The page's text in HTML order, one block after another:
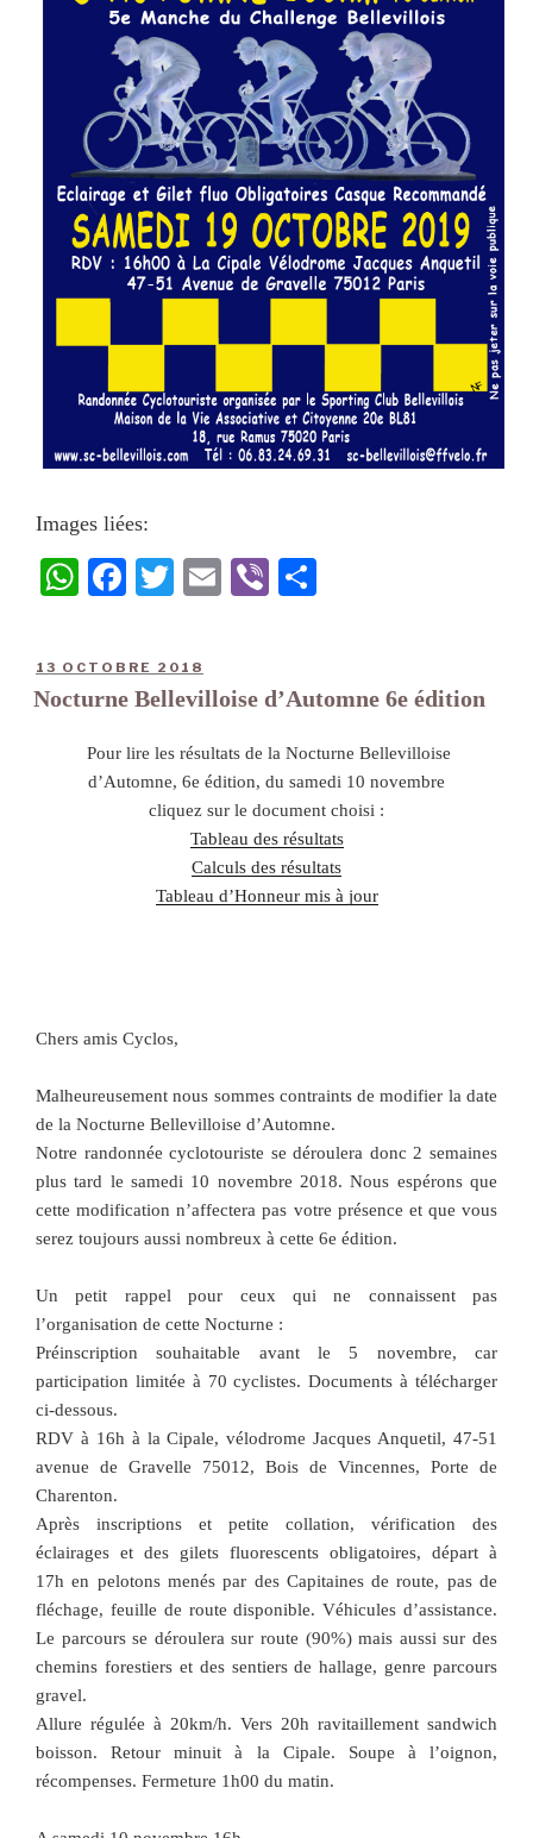
Images liées:
W
ts
A
Fa
bo
ok
T
tte
r
E
Vi
er
13 OCTOBRE 2018
Nocturne Bellevilloise d’Automne 6e édition
Pour lire les résultats de la Nocturne Bellevilloise
d’Automne, 6e édition, du samedi 10 novembre
cliquez sur le document choisi :
Tableau des résultats
Calculs des résultats
Tableau d’Honneur mis à jour
Chers amis Cyclos,
Malheureusement nous sommes contraints de modifier la date
de la Nocturne Bellevilloise d’Automne.
Notre randonnée cyclotouriste se déroulera donc 2 semaines
plus tard le samedi 10 novembre 2018. Nous espérons que
cette modification n’affectera pas votre présence et que vous
serez toujours aussi nombreux à cette 6e édition.
Un petit rappel pour ceux qui ne connaissent pas
l’organisation de cette Nocturne :
Préinscription souhaitable avant le 5 novembre, car
participation limitée à 70 cyclistes. Documents à télécharger
ci-dessous.
RDV à 16h à la Cipale, vélodrome Jacques Anquetil, 47-51
avenue de Gravelle 75012, Bois de Vincennes, Porte de
Charenton.
Après inscriptions et petite collation, vérification des
éclairages et des gilets fluorescents obligatoires, départ à
17h en pelotons menés par des Capitaines de route, pas de
fléchage, feuille de route disponible. Véhicules d’assistance.
Le parcours se déroulera sur route (90%) mais aussi sur des
chemins forestiers et des sentiers de hallage, genre parcours
gravel.
Allure régulée à 20km/h. Vers 20h ravitaillement sandwich
boisson. Retour minuit à la Cipale. Soupe à l’oignon,
récompenses. Fermeture 1h00 du matin.